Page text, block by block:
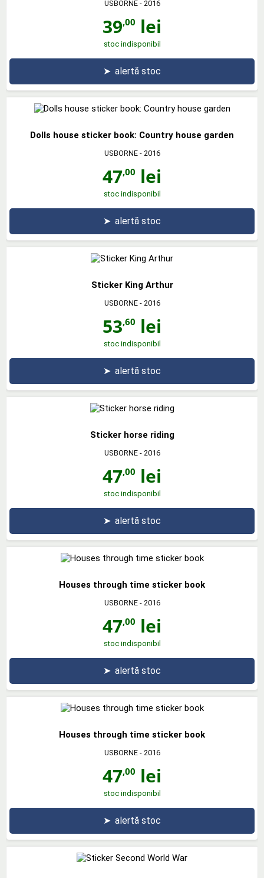
USBORNE- 2016
39,00 lei
stoc indisponibil
➤ alertă stoc
Dolls house sticker book: Country house garden
USBORNE- 2016
47,00 lei
stoc indisponibil
➤ alertă stoc
Sticker King Arthur
USBORNE- 2016
53,60 lei
stoc indisponibil
➤ alertă stoc
Sticker horse riding
USBORNE- 2016
47,00 lei
stoc indisponibil
➤ alertă stoc
Houses through time sticker book
USBORNE- 2016
47,00 lei
stoc indisponibil
➤ alertă stoc
Houses through time sticker book
USBORNE- 2016
47,00 lei
stoc indisponibil
➤ alertă stoc